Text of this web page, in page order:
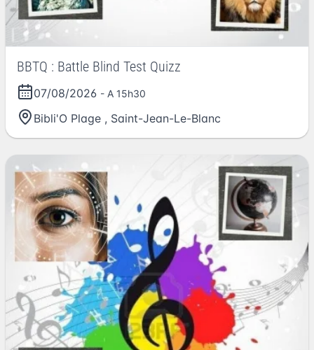
BBTQ : Battle Blind Test Quizz
07/08/2026 - A 15h30
Bibli'O Plage , Saint-Jean-Le-Blanc